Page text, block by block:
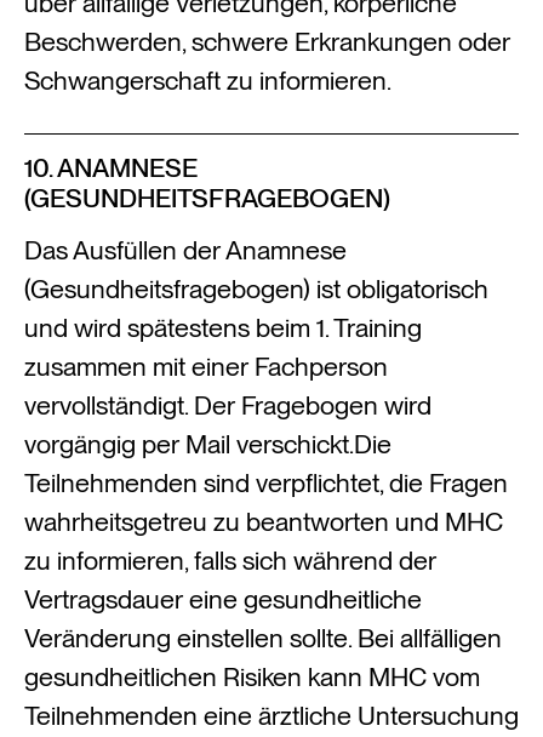
Beschwerden, schwere Erkrankungen oder
Schwangerschaft zu informieren.
10. ANAMNESE
(GESUNDHEITSFRAGEBOGEN)
Das Ausfüllen der Anamnese
(Gesundheitsfragebogen) ist obligatorisch
und wird spätestens beim 1. Training
zusammen mit einer Fachperson
vervollständigt. Der Fragebogen wird
vorgängig per Mail verschickt.Die
Teilnehmenden sind verpflichtet, die Fragen
wahrheitsgetreu zu beantworten und MHC
zu informieren, falls sich während der
Vertragsdauer eine gesundheitliche
Veränderung einstellen sollte. Bei allfälligen
gesundheitlichen Risiken kann MHC vom
Teilnehmenden eine ärztliche Untersuchung